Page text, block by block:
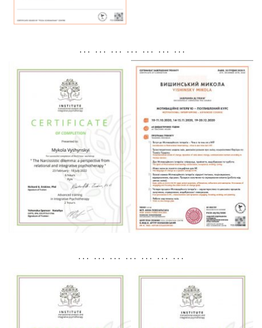
. . . . . . . . . . . . . . . . . . . . .
. . . . . . . . . . . . . . . . . . . . .